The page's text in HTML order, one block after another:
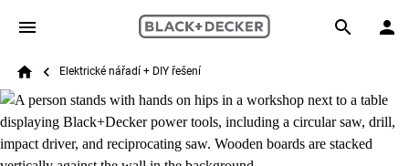
Skip to main content
Search
Breadcrumb
Elektrické nářadí + DIY řešení